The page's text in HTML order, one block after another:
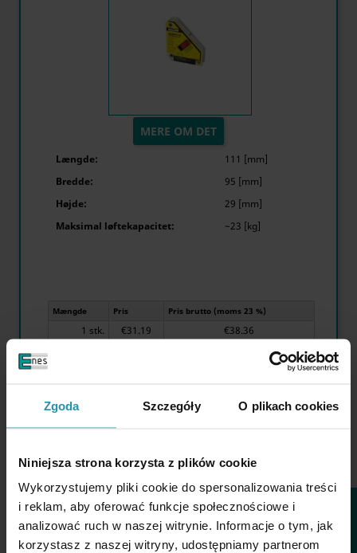
Zgoda Szczegóły O plikach cookies
Niniejsza strona korzysta z plików cookie
Wykorzystujemy pliki cookie do spersonalizowania treści
i reklam, aby oferować funkcje społecznościowe i
analizować ruch w naszej witrynie. Informacje o tym, jak
korzystasz z naszej witryny, udostępniamy partnerom
MERE OM DET
Længde:
111 [mm]
Bredde:
95 [mm]
Højde:
29 [mm]
Maksimal løftekapacitet:
~23 [kg]
Mængde Pris Pris brutto (moms 23 %)
1 stk. €31.19 €38.36
Tilgængelig mængde: 29 stk.
MXE13 positioneringsstifter (til MSA-vinkler)
Stronhandtools